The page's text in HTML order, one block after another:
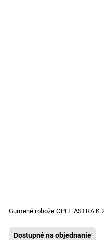
Gumené rohože OPEL ASTRA K
Dostupné na objednanie